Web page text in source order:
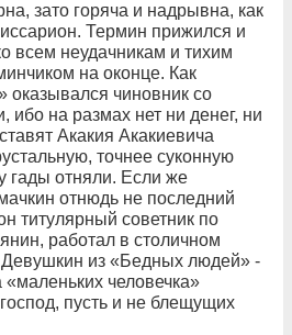
зато горяча и надрывна, как
Термин прижился и
всем неудачникам и тихим
на оконце. Как
оказывался чиновник со
на размах нет ни денег, ни
Акакия Акакиевича
точнее суконную
гады отняли. Если же
отнюдь не последний
титулярный советник по
работал в столичном
из «Бедных людей» -
человечка»
пусть и не блещущих